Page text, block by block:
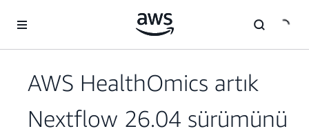
AWS HealthOmics artık
Nextflow 26.04 sürümünü